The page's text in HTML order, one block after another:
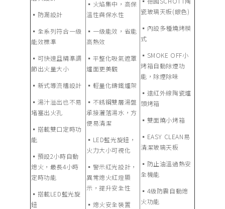
▪︎防漏設計
▪︎全系列符合一級
能效標準
▪︎可快速且精準調
節出火量大小
▪︎新式導流槽設計
▪︎湯汁溢出也不易
堵塞出火孔
▪︎搭載雙口定時功
能
▪︎預設2小時自動
熄火，最長4小時
定時功能
▪︎搭載LED藍光旋
鈕
▪︎火焰集中，高保
溫性與保水性
▪︎一級能效，省能
高熱效
▪︎平整化吸氣遮罩
爐面更美觀
▪︎輕量化鑄鐵爐架
▪︎不銹鋼雙層湯盤
承接灑落湯水，方
便易清潔
▪︎LED藍光旋鈕，
火力大小可視化
▪︎警示紅光設計，
異常熄火紅燈顯
示，提升安全性
▪︎熄火安全裝置
瓷玻璃天板(銀色)
▪︎內設多種燒烤模
式
▪︎SMOKE OFF小
烤箱自動除煙功
能，除煙除味
▪︎遠紅外線陶瓷爐
頭烤箱
▪︎雙面燒小烤箱
▪︎EASY CLEAN易
清潔玻璃天板
▪︎防止油溫過熱安
全機能
▪︎4級防震自動熄
火功能